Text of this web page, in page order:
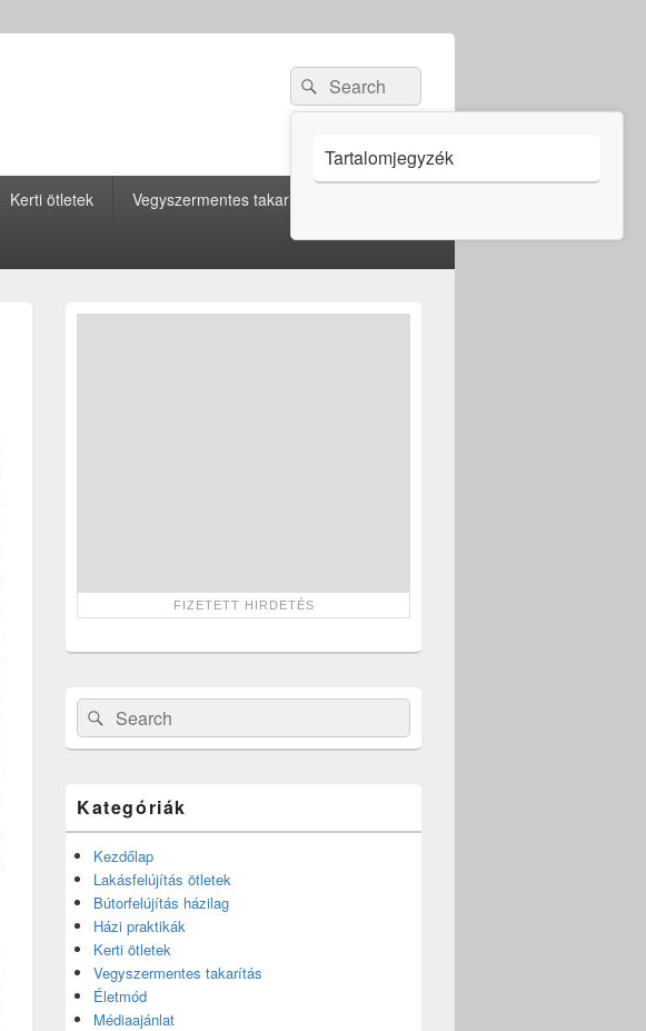
Search
for:
Search
Kerti ötletek Vegyszermentes takarítás
Primary
Search
for:
Search
Kategóriák
Kezdőlap
Lakásfelújítás ötletek
Bútorfelújítás házilag
Házi praktikák
Kerti ötletek
Vegyszermentes takarítás
Életmód
Médiaajánlat
Tartalomjegyzék